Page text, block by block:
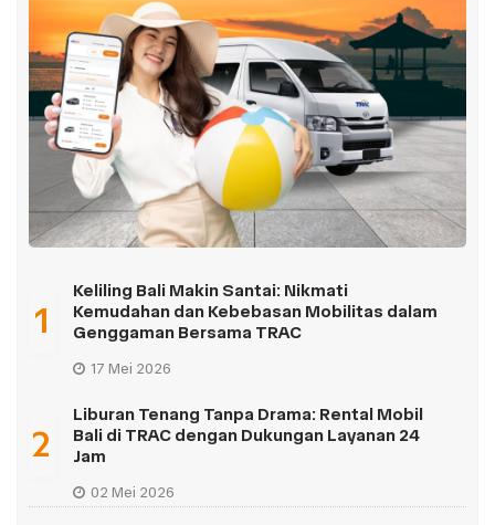
1
Keliling Bali Makin Santai: Nikmati
Kemudahan dan Kebebasan Mobilitas dalam
Genggaman Bersama TRAC
17 Mei 2026
2
Liburan Tenang Tanpa Drama: Rental Mobil
Bali di TRAC dengan Dukungan Layanan 24
Jam
02 Mei 2026